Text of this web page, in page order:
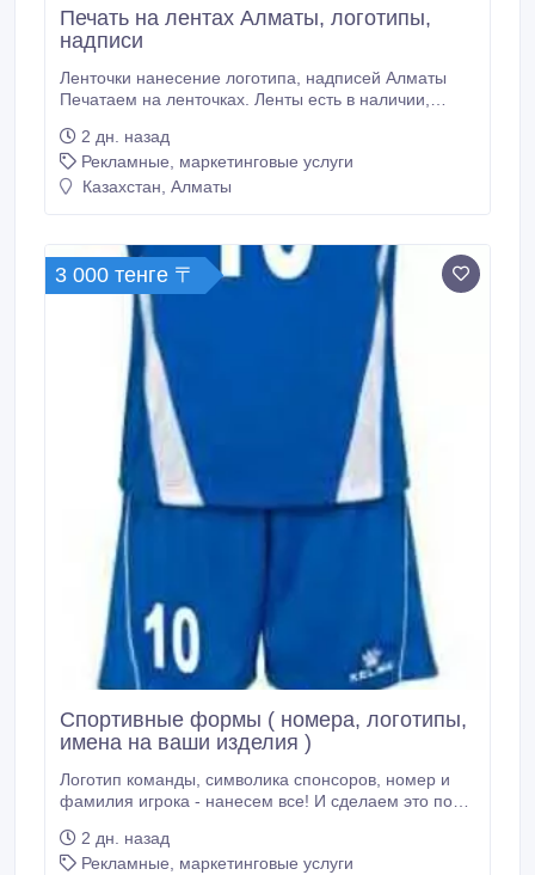
Печать на лентах Алматы, логотипы,
надписи
Ленточки нанесение логотипа, надписей Алматы
Печатаем на ленточках. Ленты есть в наличии,
используется специализированное
высокотехнологичное оборудование, а также
высококачественные особые краски, стойкие к
2 дн. назад
Рекламные, маркетинговые услуги
Казахстан, Алматы
3 000 тенге 〒
Спортивные формы ( номера, логотипы,
имена на ваши изделия )
Логотип команды, символика спонсоров, номер и
фамилия игрока - нанесем все! И сделаем это по
букв русскими и латинскими символами любым
существующим шрифтом. Например, Вы можете
2 дн. назад
Рекламные, маркетинговые услуги